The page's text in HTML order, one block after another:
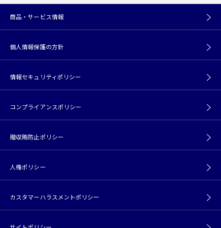
商品・サービス情報
個人情報保護の方針
情報セキュリティポリシー
コンプライアンスポリシー
贈収賄防止ポリシー
人権ポリシー
カスタマーハラスメントポリシー